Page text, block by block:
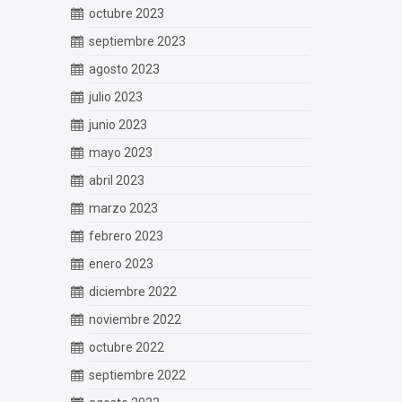
octubre 2023
septiembre 2023
agosto 2023
julio 2023
junio 2023
mayo 2023
abril 2023
marzo 2023
febrero 2023
enero 2023
diciembre 2022
noviembre 2022
octubre 2022
septiembre 2022